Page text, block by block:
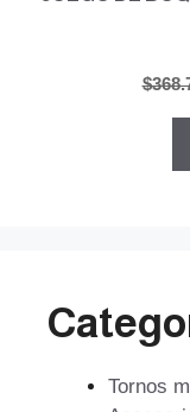
$
Tornos